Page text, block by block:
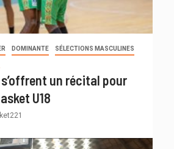
DOMINANTE
SÉLECTIONS MASCULINES
un récital pour
U18